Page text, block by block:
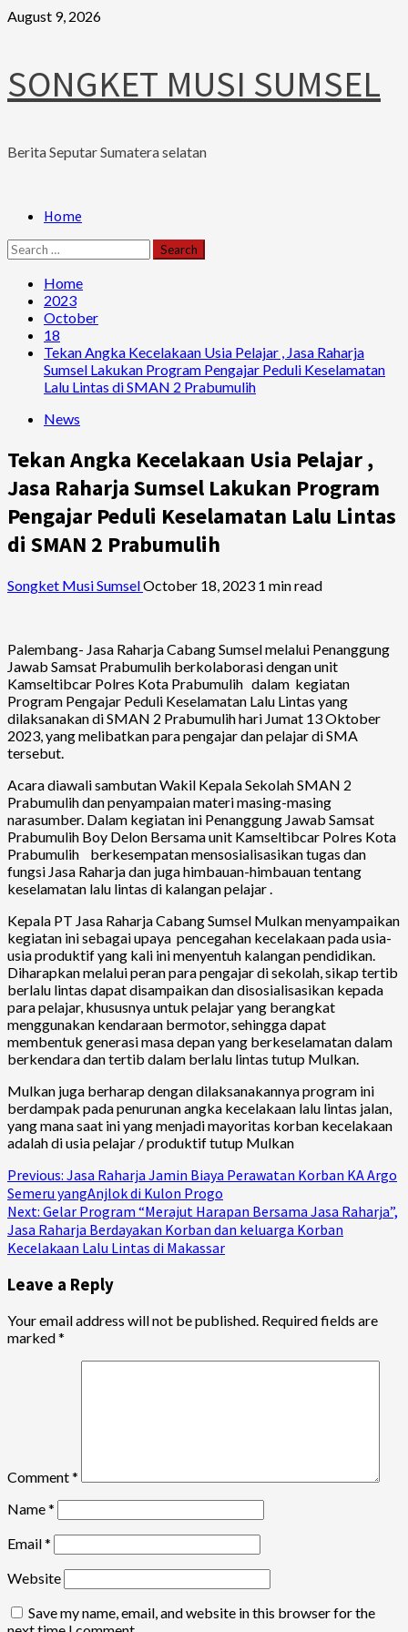
Skip
August 9, 2026
SONGKET MUSI SUMSEL
Berita Seputar Sumatera selatan
PrimaryHome
Search
for:
Home
2023
October
18
Tekan Angka Kecelakaan Usia Pelajar , Jasa Raharja
Sumsel Lakukan Program Pengajar Peduli Keselamatan
Lalu Lintas di SMAN 2 Prabumulih
News
Tekan Angka Kecelakaan Usia Pelajar ,
Jasa Raharja Sumsel Lakukan Program
Pengajar Peduli Keselamatan Lalu Lintas
di SMAN 2 Prabumulih
Songket Musi SumselOctober 18, 2023 1 min read
Palembang- Jasa Raharja Cabang Sumsel melalui Penanggung
Jawab Samsat Prabumulih berkolaborasi dengan unit
Kamseltibcar Polres Kota Prabumulih dalam kegiatan
Program Pengajar Peduli Keselamatan Lalu Lintas yang
dilaksanakan di SMAN 2 Prabumulih hari Jumat 13 Oktober
2023, yang melibatkan para pengajar dan pelajar di SMA
tersebut.
Acara diawali sambutan Wakil Kepala Sekolah SMAN 2
Prabumulih dan penyampaian materi masing-masing
narasumber. Dalam kegiatan ini Penanggung Jawab Samsat
Prabumulih Boy Delon Bersama unit Kamseltibcar Polres Kota
Prabumulih berkesempatan mensosialisasikan tugas dan
fungsi Jasa Raharja dan juga himbauan-himbauan tentang
keselamatan lalu lintas di kalangan pelajar .
Kepala PT Jasa Raharja Cabang Sumsel Mulkan menyampaikan
kegiatan ini sebagai upaya pencegahan kecelakaan pada usia-
usia produktif yang kali ini menyentuh kalangan pendidikan.
Diharapkan melalui peran para pengajar di sekolah, sikap tertib
berlalu lintas dapat disampaikan dan disosialisasikan kepada
para pelajar, khususnya untuk pelajar yang berangkat
menggunakan kendaraan bermotor, sehingga dapat
membentuk generasi masa depan yang berkeselamatan dalam
berkendara dan tertib dalam berlalu lintas tutup Mulkan.
Mulkan juga berharap dengan dilaksanakannya program ini
berdampak pada penurunan angka kecelakaan lalu lintas jalan,
yang mana saat ini yang menjadi mayoritas korban kecelakaan
adalah di usia pelajar / produktif tutup Mulkan
Continue
Reading
Previous: Jasa Raharja Jamin Biaya Perawatan Korban KA Argo
Semeru yangAnjlok di Kulon Progo
Next: Gelar Program “Merajut Harapan Bersama Jasa Raharja”,
Jasa Raharja Berdayakan Korban dan keluarga Korban
Kecelakaan Lalu Lintas di Makassar
Leave a Reply
Your email address will not be published. Required fields are
marked*
Comment*
Name*
Email*
Website
Save my name, email, and website in this browser for the